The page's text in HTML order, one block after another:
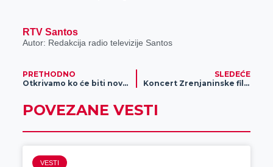
RTV Santos
Autor: Redakcija radio televizije Santos
PRETHODNO
Otkrivamo ko će biti novi gradonačelnik Zrenjanina (FOTO)!
SLEDEĆE
Koncert Zrenjaninske filharmonije (FOTO)
POVEZANE VESTI
VESTI